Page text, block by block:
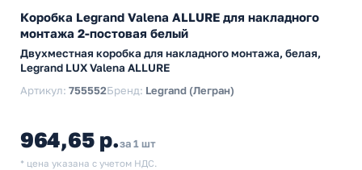
Коробка Legrand Valena ALLURE для накладного
монтажа 2-постовая белый
Двухместная коробка для накладного монтажа, белая,
Legrand LUX Valena ALLURE
Артикул: 755552Бренд: Legrand (Легран)
964,65 р.за 1 шт
* цена указана с учетом НДС.